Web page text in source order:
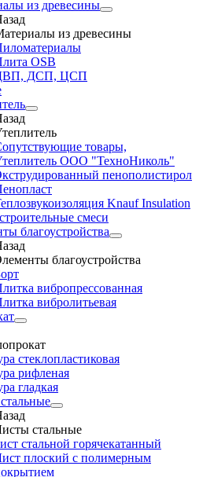
из древесины
из древесины
OSB
ДСП, ЦСП
товары,
ООО "ТехноНиколь"
пенополистирол
Knauf Insulation
смеси
благоустройства
благоустройства
вибропрессованная
вибролитьевая
стеклопластиковая
рифленая
гладкая
стальные
стальной горячекатанный
плоский с полимерным